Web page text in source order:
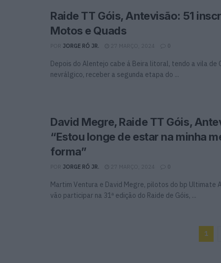
Raide TT Góis, Antevisão: 51
Motos e Quads
JORGE RÓ JR. 27 MARÇO, 2024 0
Depois do Alentejo cabe á Beira litoral, tendo a vila de
nevrálgico, receber a segunda etapa do ...
David Megre, Raide TT Góis,
“Estou longe de estar na minha
forma”
JORGE RÓ JR. 27 MARÇO, 2024 0
Martim Ventura e David Megre, pilotos do bp Ultimate
vão participar na 31ª edição do Raide de Góis, ...
1